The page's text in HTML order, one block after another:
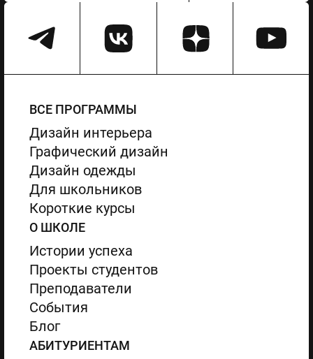
ВСЕ ПРОГРАММЫ
Дизайн интерьера
Графический дизайн
Дизайн одежды
Для школьников
Короткие курсы
О ШКОЛЕ
Истории успеха
Проекты студентов
Преподаватели
События
Блог
АБИТУРИЕНТАМ